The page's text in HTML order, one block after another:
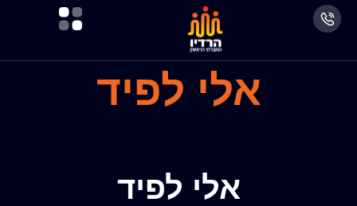
אלי לפיד
אלי לפיד